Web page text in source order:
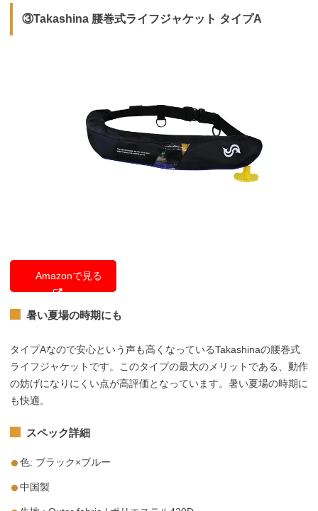
③Takashina 腰巻式ライフジャケット タイプA
Amazonで見る
暑い夏場の時期にも
タイプAなので安心という声も高くなっているTakashinaの腰巻式
ライフジャケットです。このタイプの最大のメリットである、動作
の妨げになりにくい点が高評価となっています。暑い夏場の時期に
も快適。
スペック詳細
色: ブラック×ブルー
中国製